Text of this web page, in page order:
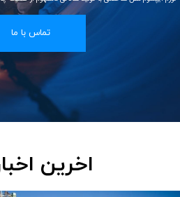
تماس با ما
اخرین